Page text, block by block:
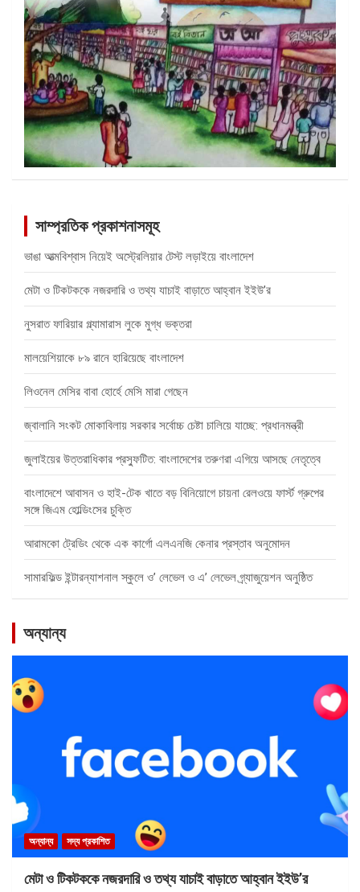
সাম্প্রতিক প্রকাশনাসমূহ
ভাঙা আত্মবিশ্বাস নিয়েই অস্ট্রেলিয়ার টেস্ট লড়াইয়ে বাংলাদেশ
মেটা ও টিকটককে নজরদারি ও তথ্য যাচাই বাড়াতে আহ্বান ইইউ’র
নুসরাত ফারিয়ার গ্ল্যামারাস লুকে মুগ্ধ ভক্তরা
মালয়েশিয়াকে ৮৯ রানে হারিয়েছে বাংলাদেশ
লিওনেল মেসির বাবা হোর্হে মেসি মারা গেছেন
জ্বালানি সংকট মোকাবিলায় সরকার সর্বোচ্চ চেষ্টা চালিয়ে যাচ্ছে: প্রধানমন্ত্রী
জুলাইয়ের উত্তরাধিকার প্রস্ফুটিত: বাংলাদেশের তরুণরা এগিয়ে আসছে নেতৃত্বে
বাংলাদেশে আবাসন ও হাই-টেক খাতে বড় বিনিয়োগে চায়না রেলওয়ে ফার্স্ট গ্রুপের
সঙ্গে জিএম হোল্ডিংসের চুক্তি
আরামকো ট্রেডিং থেকে এক কার্গো এলএনজি কেনার প্রস্তাব অনুমোদন
সামারফিল্ড ইন্টারন্যাশনাল স্কুলে ও’ লেভেল ও এ’ লেভেল গ্র্যাজুয়েশন অনুষ্ঠিত
অন্যান্য
অন্যান্য সদ্য প্রকাশিত
মেটা ও টিকটককে নজরদারি ও তথ্য যাচাই বাড়াতে আহ্বান ইইউ’র